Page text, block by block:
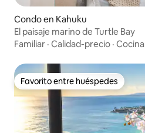
Condo en Kahuku
El paisaje marino de Turtle Bay
Familiar · Calidad-precio · Cocina
Favorito entre huéspedes
Favorito entre huéspedes